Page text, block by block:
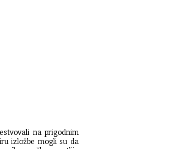
na prigodnim
izložbe mogli su da